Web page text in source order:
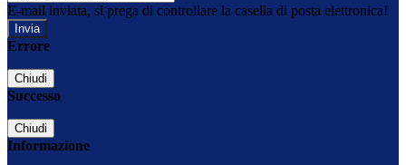
E-mail inviata, si prega di controllare la casella di posta elettronica!
Errore
Chiudi
Successo
Chiudi
Informazione